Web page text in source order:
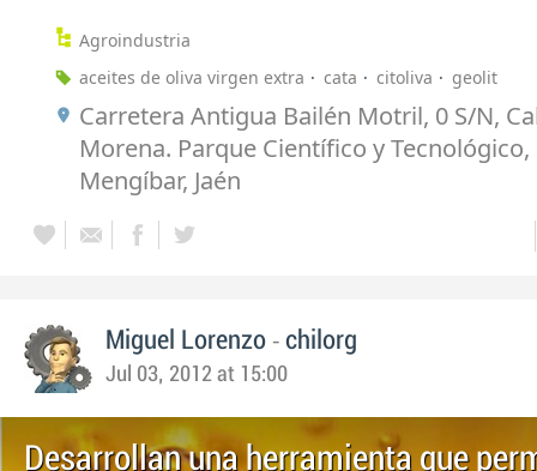
Agroindustria
aceites de oliva virgen extra
cata citoliva geolit
Carretera Antigua Bailén Motril, 0 S/N,
Morena. Parque Científico y Tecnológico,
Mengíbar, Jaén
Miguel Lorenzo - chilorg
Jul 03, 2012 at 15:00
Desarrollan una herramienta que